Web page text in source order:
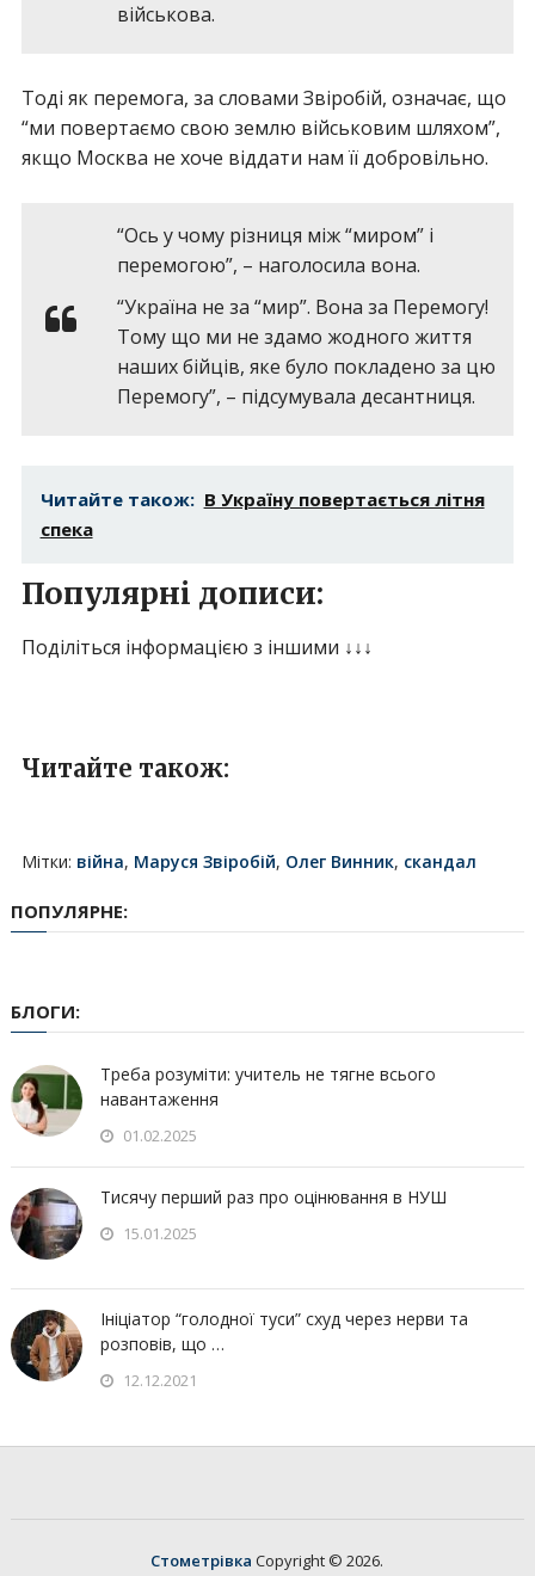
військова.
Тоді як перемога, за словами Звіробій, означає, що
“ми повертаємо свою землю військовим шляхом”,
якщо Москва не хоче віддати нам її добровільно.
“Ось у чому різниця між “миром” і
перемогою”, – наголосила вона.
“Україна не за “мир”. Вона за Перемогу!
Тому що ми не здамо жодного життя
наших бійців, яке було покладено за цю
Перемогу”, – підсумувала десантниця.
Читайте також: В Україну повертається літня
спека
Популярні дописи:
Поділіться інформацією з іншими ↓↓↓
Читайте також:
Мітки: війна, Маруся Звіробій, Олег Винник, скандал
ПОПУЛЯРНЕ:
БЛОГИ:
Треба розуміти: учитель не тягне всього
навантаження
01.02.2025
Тисячу перший раз про оцінювання в НУШ
15.01.2025
Ініціатор “голодної туси” схуд через нерви та
розповів, що …
12.12.2021
Стометрівка Copyright © 2026.